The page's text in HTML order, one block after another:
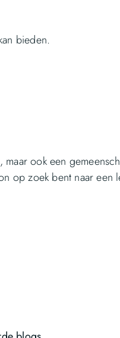
bieden.
ook een
op zoek bent naar een